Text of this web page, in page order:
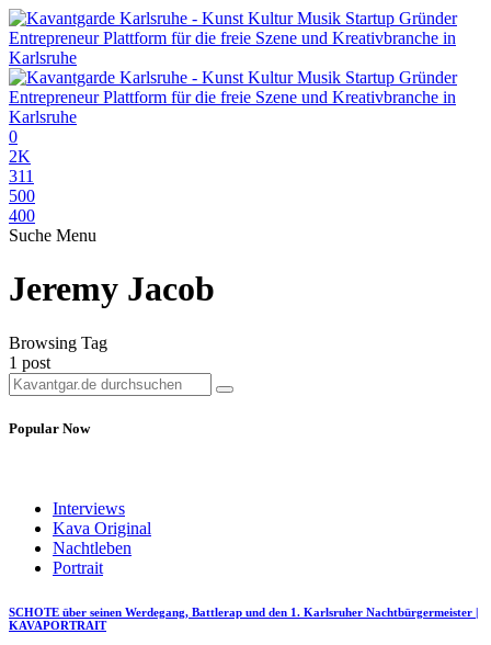
0
2K
311
500
400
Suche Menu
Jeremy Jacob
Browsing Tag
1 post
Popular Now
Interviews
Kava Original
Nachtleben
Portrait
SCHOTE über seinen Werdegang, Battlerap und den 1. Karlsruher Nachtbürgermeister |
KAVAPORTRAIT